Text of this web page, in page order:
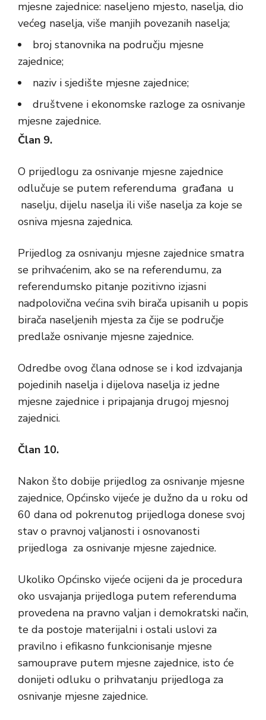
mjesne zajednice: naseljeno mjesto, naselja, dio
većeg naselja, više manjih povezanih naselja;
broj stanovnika na području mjesne
zajednice;
naziv i sjedište mjesne zajednice;
društvene i ekonomske razloge za osnivanje
mjesne zajednice.
Član 9.
O prijedlogu za osnivanje mjesne zajednice
odlučuje se putem referenduma građana u
naselju, dijelu naselja ili više naselja za koje se
osniva mjesna zajednica.
Prijedlog za osnivanju mjesne zajednice smatra
se prihvaćenim, ako se na referendumu, za
referendumsko pitanje pozitivno izjasni
nadpolovična većina svih birača upisanih u popis
birača naseljenih mjesta za čije se područje
predlaže osnivanje mjesne zajednice.
Odredbe ovog člana odnose se i kod izdvajanja
pojedinih naselja i dijelova naselja iz jedne
mjesne zajednice i pripajanja drugoj mjesnoj
zajednici.
Član 10.
Nakon što dobije prijedlog za osnivanje mjesne
zajednice, Općinsko vijeće je dužno da u roku od
60 dana od pokrenutog prijedloga donese svoj
stav o pravnoj valjanosti i osnovanosti
prijedloga za osnivanje mjesne zajednice.
Ukoliko Općinsko vijeće ocijeni da je procedura
oko usvajanja prijedloga putem referenduma
provedena na pravno valjan i demokratski način,
te da postoje materijalni i ostali uslovi za
pravilno i efikasno funkcionisanje mjesne
samouprave putem mjesne zajednice, isto će
donijeti odluku o prihvatanju prijedloga za
osnivanje mjesne zajednice.